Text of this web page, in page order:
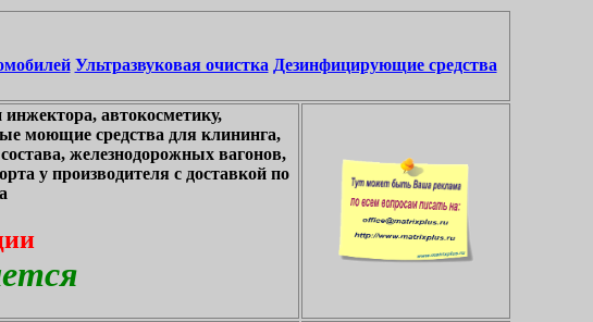
Ультразвуковая очистка Дезинфицирующие средства
автокосметику,
моющие средства для клининга,
железнодорожных вагонов,
у производителя с доставкой по